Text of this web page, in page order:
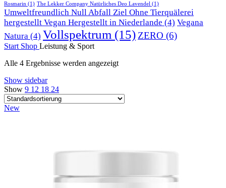
Rosmarin (1) The Lekker Company Natürliches Deo Lavendel (1)
Umweltfreundlich Null Abfall Ziel Ohne Tierquälerei
hergestellt Vegan Hergestellt in Niederlande (4) Vegana
Natura (4) Vollspektrum (15) ZERO (6)
Start Shop Leistung & Sport
Alle 4 Ergebnisse werden angezeigt
Show sidebar
Show 9 12 18 24
New